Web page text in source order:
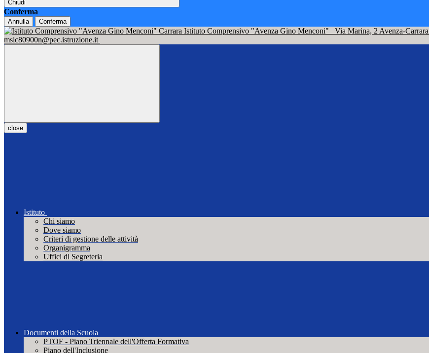
Chiudi
Conferma
Annulla Conferma
Istituto Comprensivo "Avenza Gino Menconi" Via Marina, 2 Avenza-Carrara
msic80900n@pec.istruzione.it
close
Istituto
Chi siamo
Dove siamo
Criteri di gestione delle attività
Organigramma
Uffici di Segreteria
Documenti della Scuola
PTOF - Piano Triennale dell'Offerta Formativa
Piano dell'Inclusione